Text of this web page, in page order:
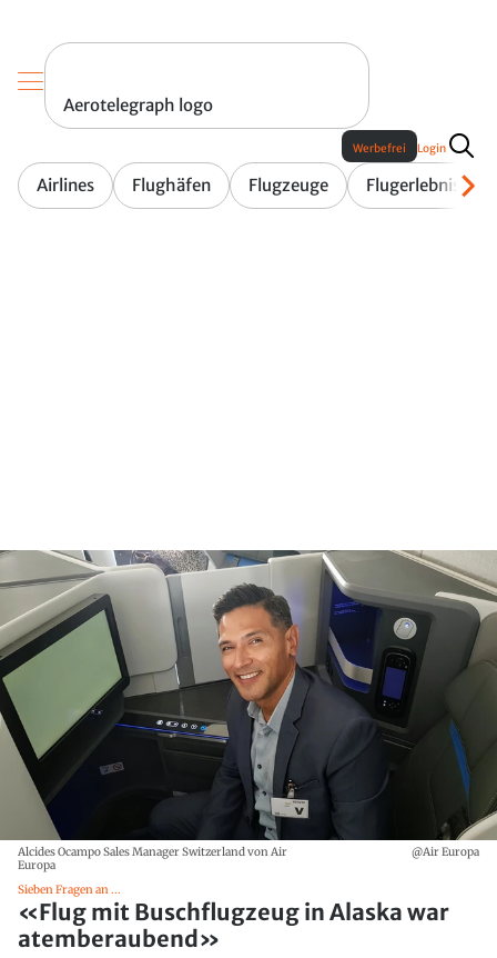
Aerotelegraph logo
Airlines Flughäfen Flugzeuge Flugerlebnis
Werbefrei Login
Alcides Ocampo Sales Manager Switzerland von Air
Europa
@Air Europa
Sieben Fragen an ...
«Flug mit Buschflugzeug in Alaska war
atemberaubend»